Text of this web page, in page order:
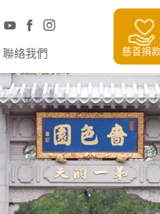
聯絡我們 慈善捐款